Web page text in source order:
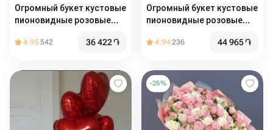
Огромный букет кустовые
пионовидные розовые
4.95542 36 422֏
Огромный букет кустовые
пионовидные розовые
4.94236 44 965֏
-25%